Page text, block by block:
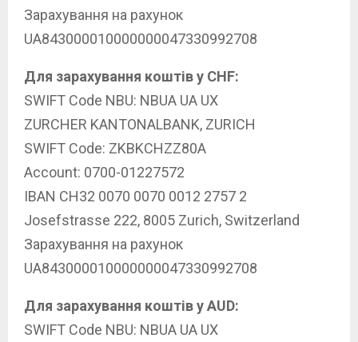
Зарахування на рахунок
UA843000010000000047330992708
Для зарахування коштів у CHF:
SWIFT Code NBU: NBUA UA UX
ZURCHER KANTONALBANK, ZURICH
SWIFT Code: ZKBKCHZZ80A
Account: 0700-01227572
IBAN CH32 0070 0070 0012 2757 2
Josefstrasse 222, 8005 Zurich, Switzerland
Зарахування на рахунок
UA843000010000000047330992708
Для зарахування коштів у AUD:
SWIFT Code NBU: NBUA UA UX